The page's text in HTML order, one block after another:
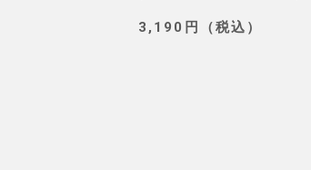
3,190円（税込）